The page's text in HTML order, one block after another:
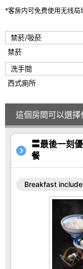
*客房内可免费使用无线局
禁菸/吸菸
禁菸
洗手間
西式廁所
這個房間可以選擇
〓最後一刻
餐
Breakfast